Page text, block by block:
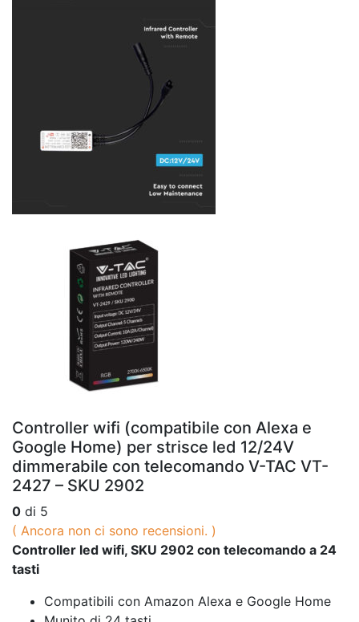
Controller wifi (compatibile con Alexa e
Google Home) per strisce led 12/24V
dimmerabile con telecomando V-TAC VT-
2427 – SKU 2902
0 di 5
( Ancora non ci sono recensioni. )
Controller led wifi, SKU 2902 con telecomando a 24
tasti
Compatibili con Amazon Alexa e Google Home